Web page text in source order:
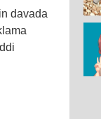
davada